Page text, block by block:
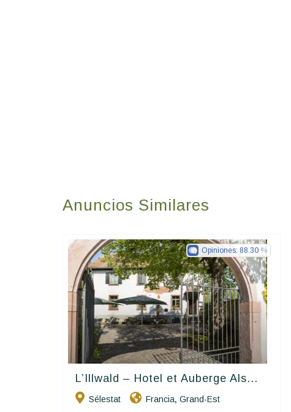
Anuncios Similares
Charme Et Caractère Luxury
Hôtels De Charme & De Caractère
L’Illwald – Hotel et Auberge Als...
Sélestat Francia, Grand-Est
Opiniones: 88.30